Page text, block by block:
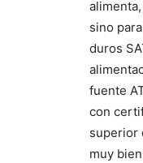
sino
duros
fuente
con
superior
muy